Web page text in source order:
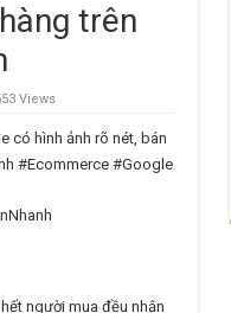
trên
Views
có hình ảnh rõ nét, bán
#Ecommerce #Google
người mua đều nhận